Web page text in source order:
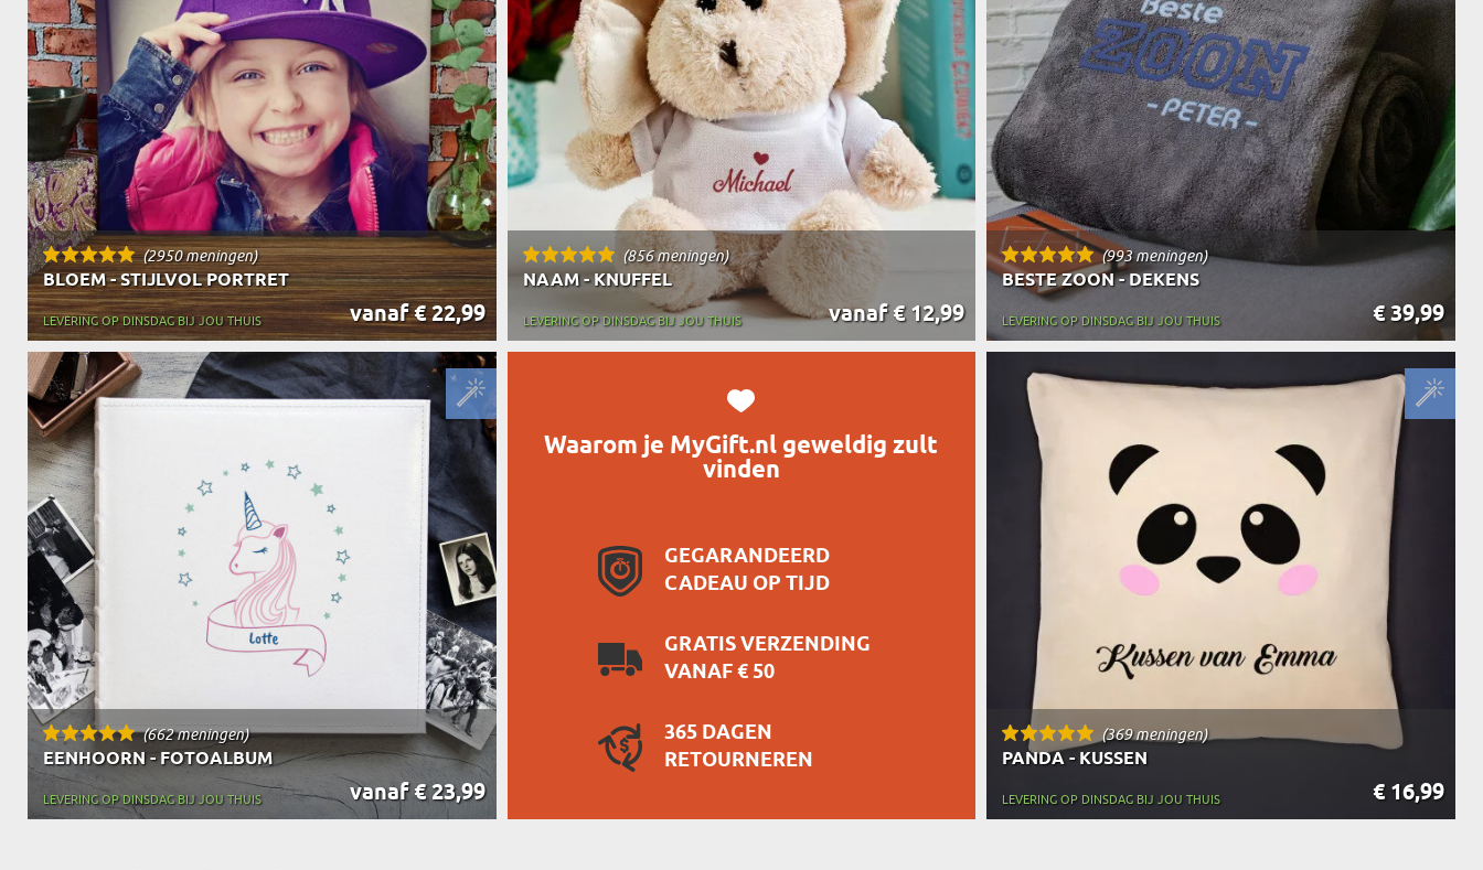
CADEAU VOORSCHOONOUDERS
REIZIGER
FIETSER
SENIOREN
SPORTER
BRANDWEERMAN
BAAS
VISSER
GRAPPENMAKER
VOEDINGSMIDDELEN
SOORT CADEAU
(2950 meningen)
BLOEM - STIJLVOL PORTRET
vanaf € 22,99
LEVERING OP DINSDAG BIJ JOU THUIS
(856 meningen)
NAAM - KNUFFEL
vanaf € 12,99
LEVERING OP DINSDAG BIJ JOU THUIS
Waarom je MyGift.nl geweldig zult
vinden
GEGARANDEERD
CADEAU OP TIJD
GRATIS VERZENDING
VANAF € 50
365 DAGEN
RETOURNEREN
(993 meningen)
BESTE ZOON - DEKENS
€ 39,99
LEVERING OP DINSDAG BIJ JOU THUIS
(662 meningen)
EENHOORN - FOTOALBUM
vanaf € 23,99
LEVERING OP DINSDAG BIJ JOU THUIS
(369 meningen)
PANDA - KUSSEN
€ 16,99
LEVERING OP DINSDAG BIJ JOU THUIS